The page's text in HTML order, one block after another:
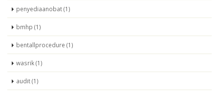
penyediaanobat (1)
bmhp (1)
bentallprocedure (1)
wasrik (1)
audit (1)